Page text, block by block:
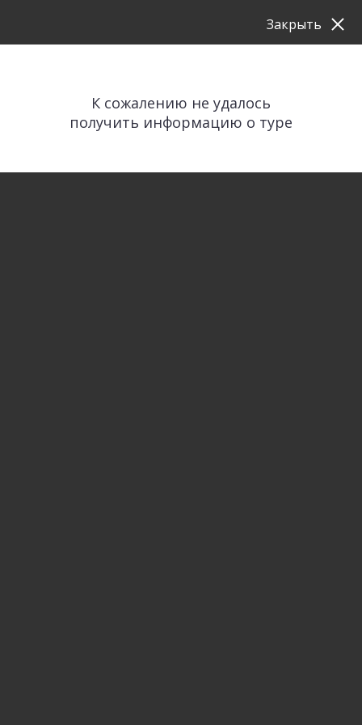
К сожалению не удалось
получить информацию о туре
Закрыть